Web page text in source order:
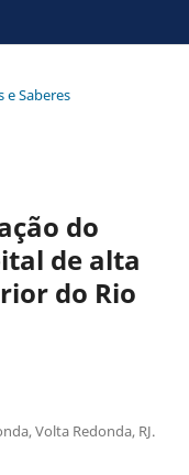
e Saberes
do
de alta
do Rio
Volta Redonda, RJ.